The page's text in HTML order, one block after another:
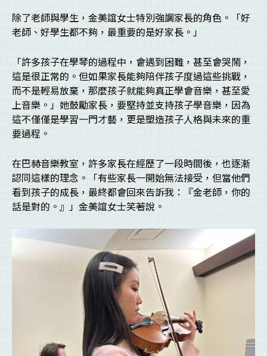
除了老師與學生，金美誼女士特別強調家長的角色。「好
老師、好學生都不夠，最重要的是好家長。」
「許多孩子在學琴的過程中，會遇到困難，甚至會哭鬧，
這是很正常的。但如果家長能夠陪伴孩子度過這些挑戰，
而不是輕易放棄，那麼孩子就能夠真正學會音樂，甚至愛
上音樂。」她鼓勵家長，要堅持並支持孩子學音樂，因為
這不僅僅是學習一門才藝，更是塑造孩子人格與未來的重
要過程。
在巴赫音樂教室，許多家長在經歷了一段時間後，也逐漸
認同這樣的理念。「有些家長一開始無法接受，但當他們
看到孩子的成長，最終都會回來告訴我：『金老師，你的
話是對的。』」金美誼女士笑著說。